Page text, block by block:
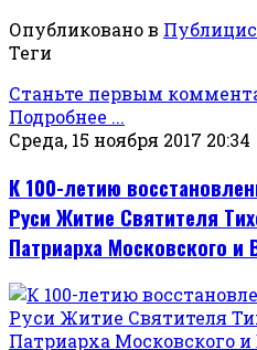
Опубликовано в
Теги
Станьте первым
Подробнее ...
Среда, 15 ноября 2017 20:34
К 100-летию
Руси Житие Святителя
Патриарха Московского и